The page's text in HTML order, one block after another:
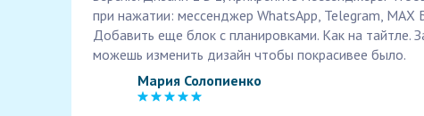
при нажатии: мессенджер WhatsApp, Telegram, MAX
Добавить еще блок с планировками. Как на тайтле.
можешь изменить дизайн чтобы покрасивее было.
Мария Солопиенко